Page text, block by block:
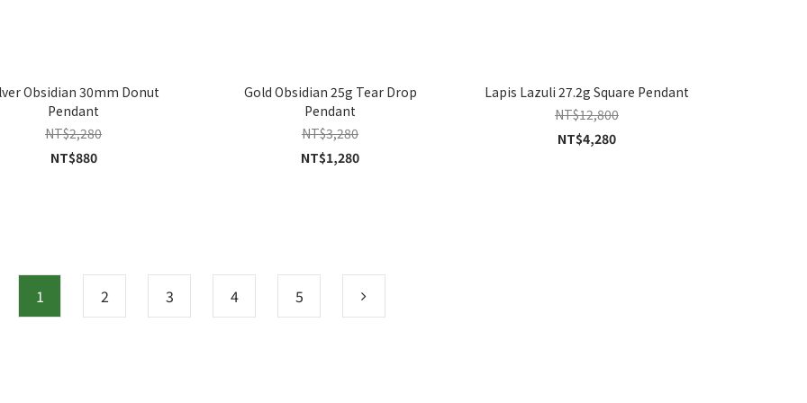
Obsidian 30mm Donut
Pendant
NT$2,280
NT$880
Gold Obsidian 25g Tear Drop
Pendant
NT$3,280
NT$1,280
Lapis Lazuli 27.2g Square Pendant
NT$12,800
NT$4,280
1 2 3 4 5